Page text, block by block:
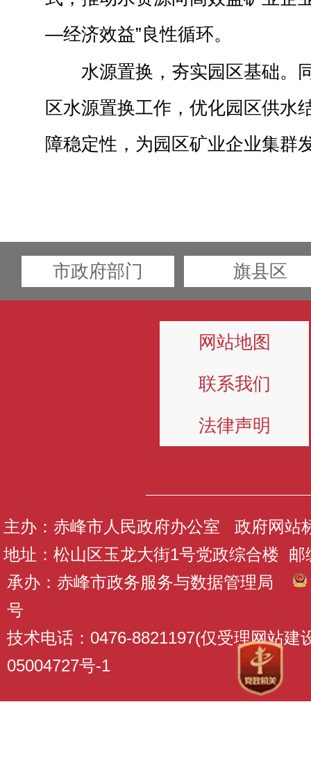
—经济效益”良性循环。
水源置换，夯实园区基础。
区水源置换工作，优化园区供水
障稳定性，为园区矿业企业集群
市政府部门 旗县区
网站地图
联系我们
法律声明
主办：赤峰市人民政府办公室 政府网站
地址：松山区玉龙大街1号党政综合楼 邮
承办：赤峰市政务服务与数据管理局
号
技术电话：0476-8821197(仅受理网站建
05004727号-1